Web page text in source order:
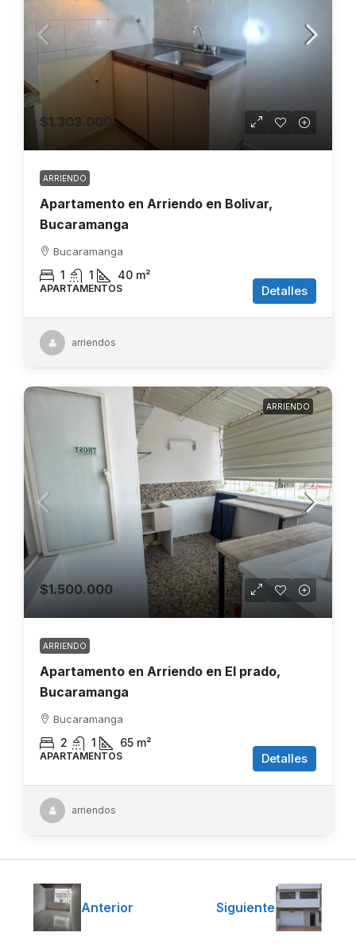
$1.303.000
ARRIENDO
Apartamento en Arriendo en Bolivar,
Bucaramanga
Bucaramanga
1 1 40 m²
APARTAMENTOS Detalles
arriendos
ARRIENDO
$1.500.000
ARRIENDO
Apartamento en Arriendo en El prado,
Bucaramanga
Bucaramanga
2 1 65 m²
APARTAMENTOS Detalles
arriendos
Anterior Siguiente